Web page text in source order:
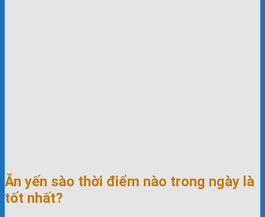
Ăn yến sào thời điểm nào trong ngày là
tốt nhất?